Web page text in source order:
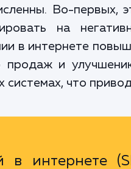
Во-первых,
на
в интернете
и
что
в интернете